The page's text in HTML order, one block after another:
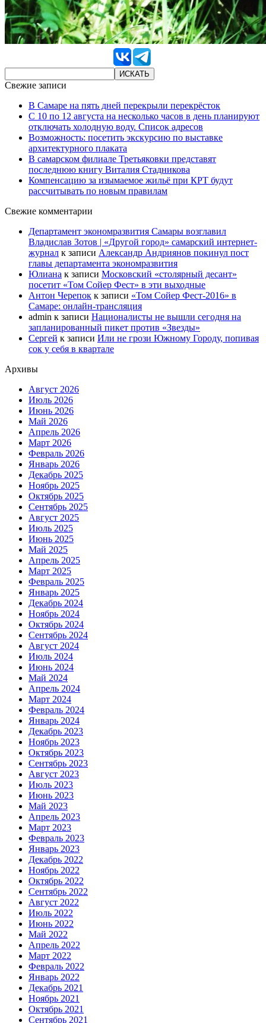
Свежие записи
В Самаре на пять дней перекрыли перекрёсток
С 10 по 12 августа на несколько часов в день планируют
отключать холодную воду. Список адресов
Возможность: посетить экскурсию по выставке
архитектурного плаката
В самарском филиале Третьяковки представят
последнюю книгу Виталия Стадникова
Компенсацию за изымаемое жильё при КРТ будут
рассчитывать по новым правилам
Свежие комментарии
Департамент экономразвития Самары возглавил
Владислав Зотов | «Другой город» самарский интернет-
журнал к записи Александр Андриянов покинул пост
главы департамента экономразвития
Юлиана к записи Московский «столярный десант»
посетит «Том Сойер Фест» в эти выходные
Антон Черепок к записи «Том Сойер Фест-2016» в
Самаре: онлайн-трансляция
admin к записи Националисты не вышли сегодня на
запланированный пикет против «Звезды»
Сергей к записи Или не грози Южному Городу, попивая
сок у себя в квартале
Архивы
Август 2026
Июль 2026
Июнь 2026
Май 2026
Апрель 2026
Март 2026
Февраль 2026
Январь 2026
Декабрь 2025
Ноябрь 2025
Октябрь 2025
Сентябрь 2025
Август 2025
Июль 2025
Июнь 2025
Май 2025
Апрель 2025
Март 2025
Февраль 2025
Январь 2025
Декабрь 2024
Ноябрь 2024
Октябрь 2024
Сентябрь 2024
Август 2024
Июль 2024
Июнь 2024
Май 2024
Апрель 2024
Март 2024
Февраль 2024
Январь 2024
Декабрь 2023
Ноябрь 2023
Октябрь 2023
Сентябрь 2023
Август 2023
Июль 2023
Июнь 2023
Май 2023
Апрель 2023
Март 2023
Февраль 2023
Январь 2023
Декабрь 2022
Ноябрь 2022
Октябрь 2022
Сентябрь 2022
Август 2022
Июль 2022
Июнь 2022
Май 2022
Апрель 2022
Март 2022
Февраль 2022
Январь 2022
Декабрь 2021
Ноябрь 2021
Октябрь 2021
Сентябрь 2021